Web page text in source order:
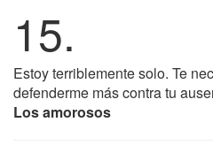
15.
Estoy terriblemente solo. Te
defenderme más contra tu
Los amorosos